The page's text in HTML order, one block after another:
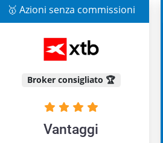
🥇 Azioni senza commissioni
Broker consigliato 🏆
Vantaggi